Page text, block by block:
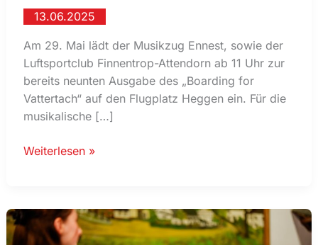
13.06.2025
Am 29. Mai lädt der Musikzug Ennest, sowie der
Luftsportclub Finnentrop-Attendorn ab 11 Uhr zur
bereits neunten Ausgabe des „Boarding for
Vattertach“ auf den Flugplatz Heggen ein. Für die
musikalische […]
„Boarding
zurück
auf
Weiterlesen »